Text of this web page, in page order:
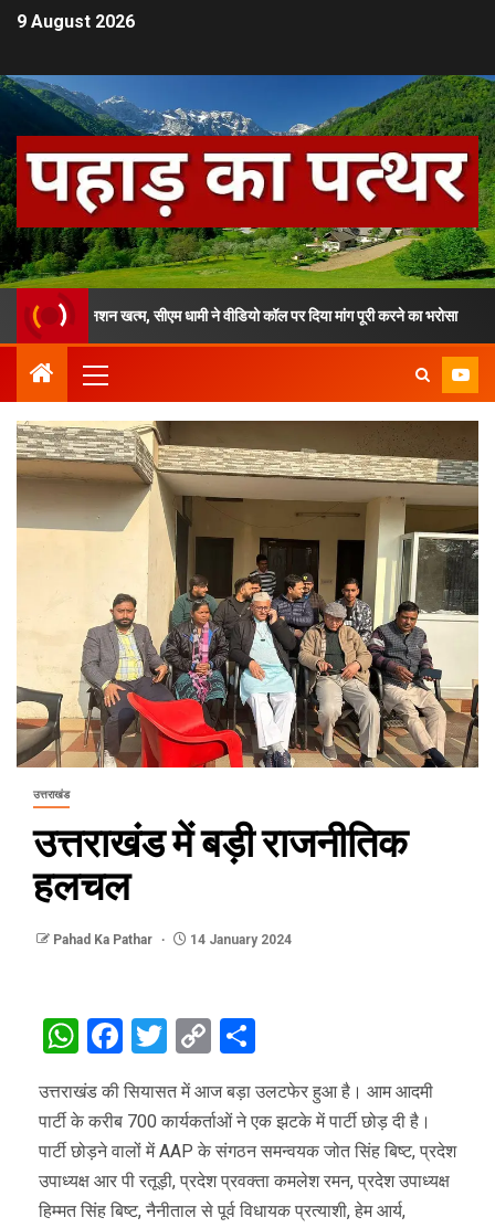
9 August 2026
अनशन खत्म, सीएम धामी ने वीडियो कॉल पर दिया मांग पूरी करने का भरोसा
उत्तराखंड
उत्तराखंड में बड़ी राजनीतिक
हलचल
Pahad Ka Pathar 14 January 2024
WhatsApp
Facebook
Twitter
Copy
उत्तराखंड की सियासत में आज बड़ा उलटफेर हुआ है। आम आदमी
पार्टी के करीब 700 कार्यकर्ताओं ने एक झटके में पार्टी छोड़ दी है।
पार्टी छोड़ने वालों में AAP के संगठन समन्वयक जोत सिंह बिष्ट, प्रदेश
उपाध्यक्ष आर पी रतूड़ी, प्रदेश प्रवक्ता कमलेश रमन, प्रदेश उपाध्यक्ष
हिम्मत सिंह बिष्ट, नैनीताल से पूर्व विधायक प्रत्याशी, हेम आर्य,